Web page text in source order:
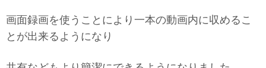
画面録画を使うことにより一本の動画内に収めるこ
とが出来るようになり